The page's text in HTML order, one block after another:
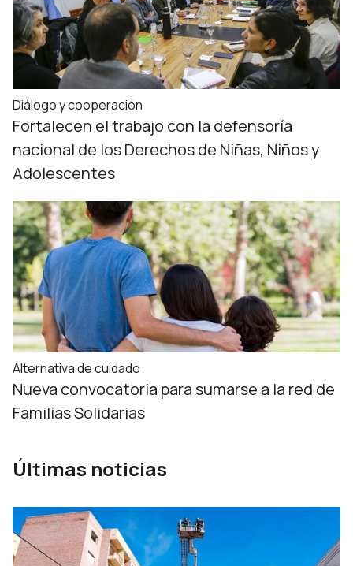
Diálogo y cooperación
Fortalecen el trabajo con la defensoría
nacional de los Derechos de Niñas, Niños y
Adolescentes
Alternativa de cuidado
Nueva convocatoria para sumarse a la red de
Familias Solidarias
Últimas noticias